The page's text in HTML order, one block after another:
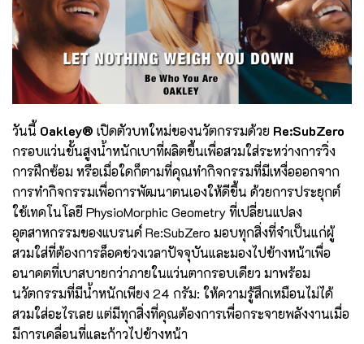
วันนี้ Oakley® เปิดตัวบทใหม่ของนวัตกรรมด้วย Re:SubZero
กรอบแว่นขั้นสูงน้ำหนักเบาที่ผลิตขึ้นเพื่อสวมใส่ระหว่างการวิ่ง
การฝึกซ้อม หรือเมื่อใดก็ตามที่คุณทำกิจกรรมที่มีเหงื่อออกจาก
การทำกิจกรรมเพื่อการพัฒนาตนเองให้ดีขึ้น ด้วยการประยุกต์
ใช้เทคโนโลยี PhysioMorphic Geometry ที่เปลี่ยนแปลง
อุตสาหกรรมของแบรนด์ Re:SubZero มอบทุกสิ่งที่จำเป็นแก่ผู้
สวมใส่ที่ต้องการล็อคช่วงเวลาปัจจุบันและมองไปข้างหน้าเพื่อ
อนาคตที่เบาสบายกว่าภายในแว่นตากรอบเดียว มาพร้อม
นวัตกรรมที่มีน้ำหนักเพียง 24 กรัม: ให้ความรู้สึกเหมือนไม่ได้
สวมใส่อะไรเลย แต่มีทุกสิ่งที่คุณต้องการเพื่อกระจายพลังงานเมื่อ
มีการเคลื่อนที่และก้าวไปข้างหน้า